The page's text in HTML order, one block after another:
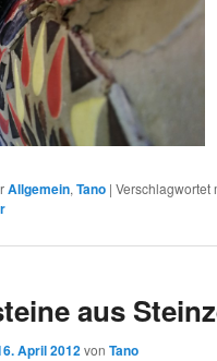
Allgemein, Tano | Verschlagwortet
aus
April 2012von Tano